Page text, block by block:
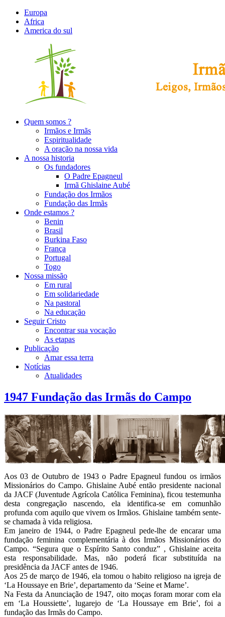
Europa
Africa
America do sul
Quem somos ?
Irmãos e Irmãs
Espiritualidade
A oração na nossa vida
A nossa historia
Os fundadores
O Padre Epagneul
Irmã Ghislaine Aubé
Fundação dos Irmãos
Fundação das Irmãs
Onde estamos ?
Benin
Brasil
Burkina Faso
França
Portugal
Togo
Nossa missão
Em rural
Em solidariedade
Na pastoral
Na educação
Seguir Cristo
Encontrar sua vocação
As etapas
Publicação
Amar essa terra
Notícias
Atualidades
1947 Fundação das Irmãs do Campo
Aos 03 de Outubro de 1943 o Padre Epagneul fundou os irmãos
Missionários do Campo. Ghislaine Aubé então presidente nacional
da JACF (Juventude Agrícola Católica Feminina), ficou testemunha
desta congregação nascendo, ela identifica-se em comunhão
profunda com aquilo que vivem os Irmãos. Ghislaine também sente-
se chamada à vida religiosa.
Em janeiro de 1944, o Padre Epagneul pede-lhe de encarar uma
fundação feminina complementária à dos Irmãos Missionários do
Campo. “Segura que o Espírito Santo conduz” , Ghislaine aceita
esta responsabilidade. Mas, não poderá ficar substituída na
presidência da JACF antes de 1946.
Aos 25 de março de 1946, ela tomou o habito religioso na igreja de
‘La Houssaye en Brie’, departamento da ‘Seine et Marne’.
Na Festa da Anunciação de 1947, oito moças foram morar com ela
em ‘La Houssiette’, lugarejo de ‘La Houssaye em Brie’, foi a
fundação das Irmãs do Campo.